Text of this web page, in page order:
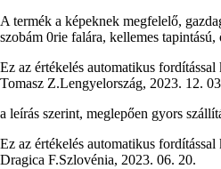
A termék a képeknek megfelelő,
szobám 0rie falára, kellemes
Ez az értékelés automatikus fordítással
Tomasz Z.Lengyelország, 2023. 12.
a leírás szerint, meglepően gyors
Ez az értékelés automatikus fordítással
Dragica F.Szlovénia, 2023. 06. 20.